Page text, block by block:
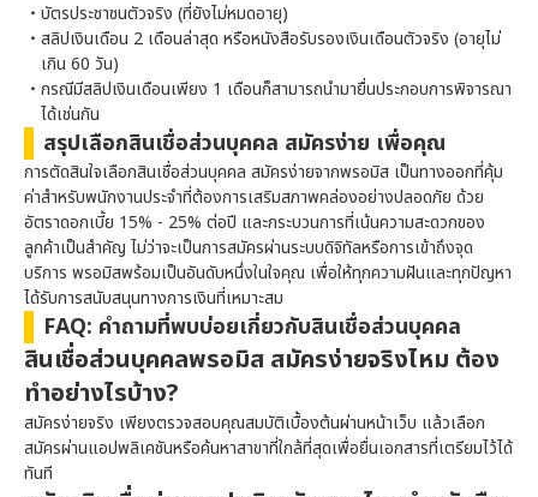
บัตรประชาชนตัวจริง (ที่ยังไม่หมดอายุ)
สลิปเงินเดือน 2 เดือนล่าสุด หรือหนังสือรับรองเงินเดือนตัวจริง (อายุไม่
เกิน 60 วัน)
กรณีมีสลิปเงินเดือนเพียง 1 เดือนก็สามารถนำมายื่นประกอบการพิจารณา
ได้เช่นกัน
สรุปเลือกสินเชื่อส่วนบุคคล สมัครง่าย เพื่อคุณ
การตัดสินใจเลือกสินเชื่อส่วนบุคคล สมัครง่ายจากพรอมิส เป็นทางออกที่คุ้ม
ค่าสำหรับพนักงานประจำที่ต้องการเสริมสภาพคล่องอย่างปลอดภัย ด้วย
อัตราดอกเบี้ย 15% - 25% ต่อปี และกระบวนการที่เน้นความสะดวกของ
ลูกค้าเป็นสำคัญ ไม่ว่าจะเป็นการสมัครผ่านระบบดิจิทัลหรือการเข้าถึงจุด
บริการ พรอมิสพร้อมเป็นอันดับหนึ่งในใจคุณ เพื่อให้ทุกความฝันและทุกปัญหา
ได้รับการสนับสนุนทางการเงินที่เหมาะสม
FAQ: คำถามที่พบบ่อยเกี่ยวกับสินเชื่อส่วนบุคคล
สินเชื่อส่วนบุคคลพรอมิส สมัครง่ายจริงไหม ต้อง
ทำอย่างไรบ้าง?
สมัครง่ายจริง เพียงตรวจสอบคุณสมบัติเบื้องต้นผ่านหน้าเว็บ แล้วเลือก
สมัครผ่านแอปพลิเคชันหรือค้นหาสาขาที่ใกล้ที่สุดเพื่อยื่นเอกสารที่เตรียมไว้ได้
ทันที